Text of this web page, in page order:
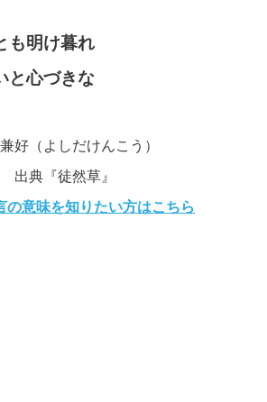
も明け暮れ
と心づきな
好（よしだけんこう）
出典『徒然草』
意味を知りたい方はこちら